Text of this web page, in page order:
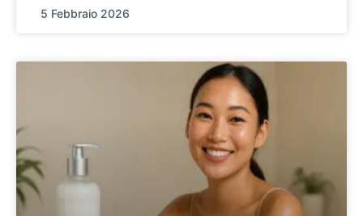
5 Febbraio 2026